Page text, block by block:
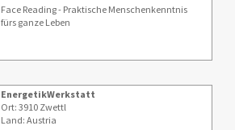
Face Reading - Praktische Menschenkenntnis
fürs ganze Leben
EnergetikWerkstatt
Ort: 3910 Zwettl
Land: Austria